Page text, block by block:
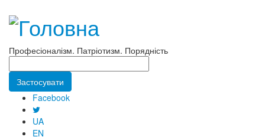
Професіоналізм. Патріотизм. Порядність
Facebook
UA
EN